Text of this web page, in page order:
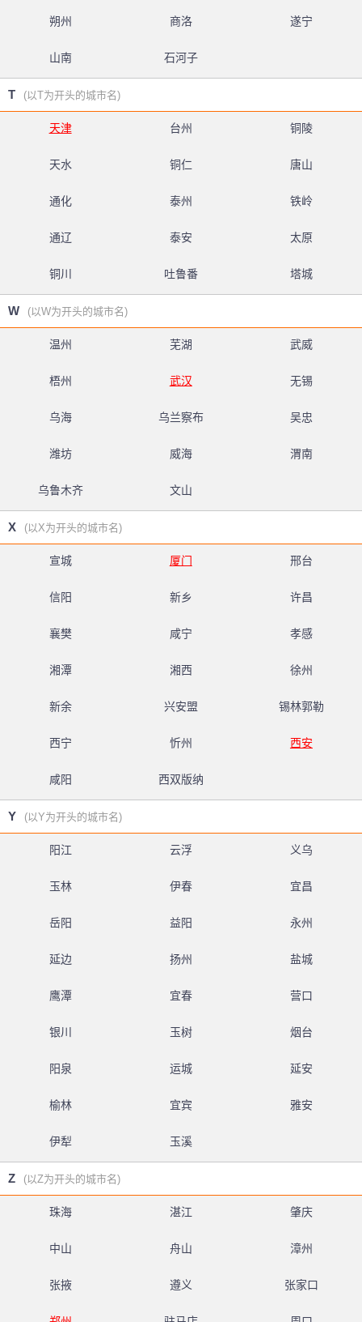
朔州 商洛 遂宁
山南 石河子
T (以T为开头的城市名)
天津 台州 铜陵
天水 铜仁 唐山
通化 泰州 铁岭
通辽 泰安 太原
铜川 吐鲁番 塔城
W (以W为开头的城市名)
温州 芜湖 武威
梧州 武汉 无锡
乌海 乌兰察布 吴忠
潍坊 威海 渭南
乌鲁木齐 文山
X (以X为开头的城市名)
宣城 厦门 邢台
信阳 新乡 许昌
襄樊 咸宁 孝感
湘潭 湘西 徐州
新余 兴安盟 锡林郭勒
西宁 忻州 西安
咸阳 西双版纳
Y (以Y为开头的城市名)
阳江 云浮 义乌
玉林 伊春 宜昌
岳阳 益阳 永州
延边 扬州 盐城
鹰潭 宜春 营口
银川 玉树 烟台
阳泉 运城 延安
榆林 宜宾 雅安
伊犁 玉溪
Z (以Z为开头的城市名)
珠海 湛江 肇庆
中山 舟山 漳州
张掖 遵义 张家口